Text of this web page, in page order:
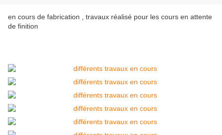
en cours de fabrication , travaux réalisé pour les cours en attente
de finition